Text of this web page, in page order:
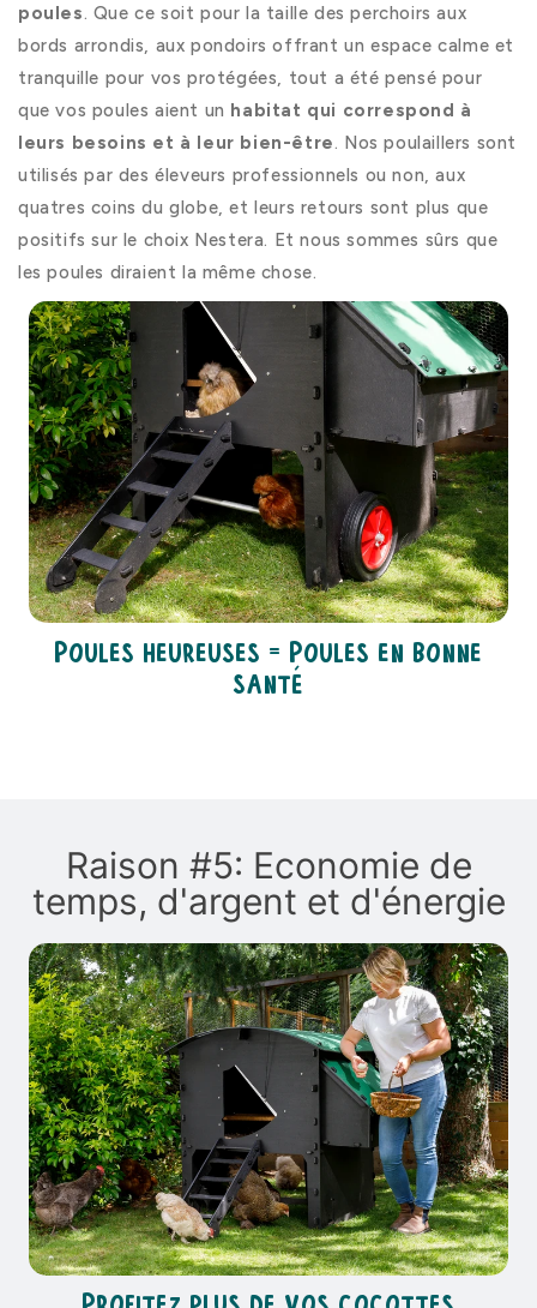
poules. Que ce soit pour la taille des perchoirs aux
bords arrondis, aux pondoirs offrant un espace calme et
tranquille pour vos protégées, tout a été pensé pour
que vos poules aient un habitat qui correspond à
leurs besoins et à leur bien-être. Nos poulaillers sont
utilisés par des éleveurs professionnels ou non, aux
quatres coins du globe, et leurs retours sont plus que
positifs sur le choix Nestera. Et nous sommes sûrs que
les poules diraient la même chose.
Poules heureuses = Poules en bonne
santé
Raison #5: Economie de
temps, d'argent et d'énergie